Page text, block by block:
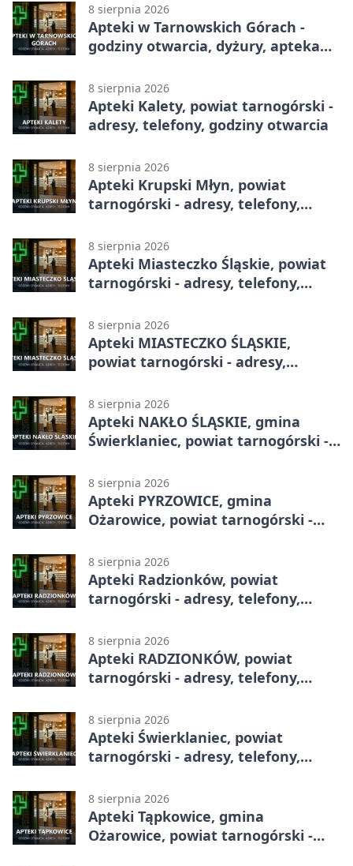
8 sierpnia 2026
Apteki w Tarnowskich Górach -
godziny otwarcia, dyżury, apteka
8 sierpnia 2026
Apteki Kalety, powiat tarnogórski -
adresy, telefony, godziny otwarcia
8 sierpnia 2026
Apteki Krupski Młyn, powiat
tarnogórski - adresy, telefony,
8 sierpnia 2026
Apteki Miasteczko Śląskie, powiat
tarnogórski - adresy, telefony,
8 sierpnia 2026
Apteki MIASTECZKO ŚLĄSKIE,
powiat tarnogórski - adresy,
8 sierpnia 2026
Apteki NAKŁO ŚLĄSKIE, gmina
Świerklaniec, powiat tarnogórski -
8 sierpnia 2026
Apteki PYRZOWICE, gmina
Ożarowice, powiat tarnogórski -
8 sierpnia 2026
Apteki Radzionków, powiat
tarnogórski - adresy, telefony,
8 sierpnia 2026
Apteki RADZIONKÓW, powiat
tarnogórski - adresy, telefony,
8 sierpnia 2026
Apteki Świerklaniec, powiat
tarnogórski - adresy, telefony,
8 sierpnia 2026
Apteki Tąpkowice, gmina
Ożarowice, powiat tarnogórski -